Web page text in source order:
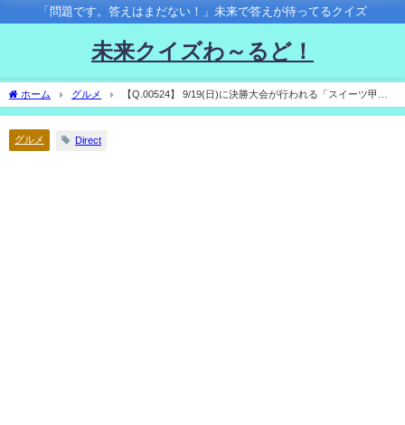
「問題です。答えはまだない！」未来で答えが待ってるクイズ
未来クイズわ～るど！
ホーム グルメ
【Q.00524】 9/19(日)に決勝大会が行われる「スイーツ甲子
園」の優勝校は？
グルメ Direct